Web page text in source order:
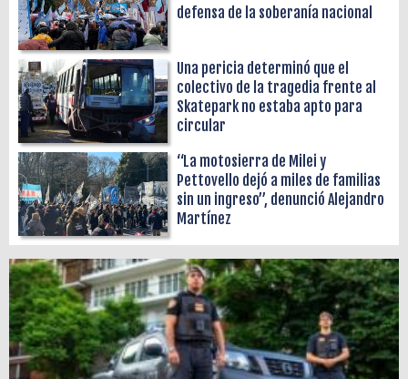
defensa de la soberanía nacional
Una pericia determinó que el
colectivo de la tragedia frente al
Skatepark no estaba apto para
circular
“La motosierra de Milei y
Pettovello dejó a miles de familias
sin un ingreso”, denunció Alejandro
Martínez